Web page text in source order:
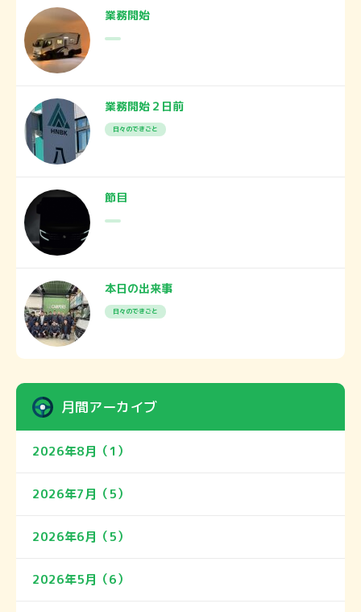
業務開始
業務開始２日前
日々のできごと
節目
本日の出来事
日々のできごと
月間アーカイブ
2026年8月（1）
2026年7月（5）
2026年6月（5）
2026年5月（6）